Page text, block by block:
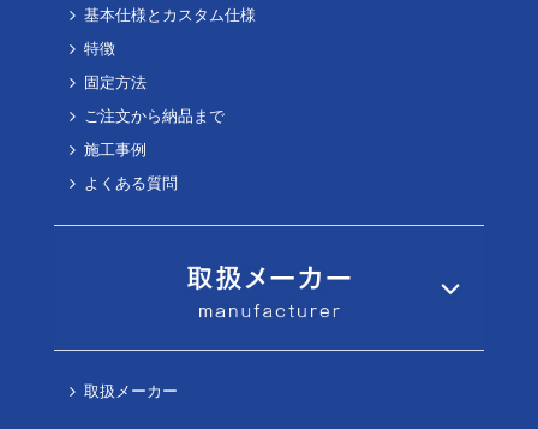
基本仕様とカスタム仕様
特徴
固定方法
ご注文から納品まで
施工事例
よくある質問
取扱メーカー